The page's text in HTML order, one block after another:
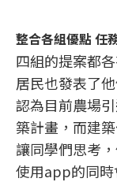
整合各組優點 任
四組的提案都
居民也發表了
認為目前農場
築計畫，而建
讓同學們思考
使用app的同